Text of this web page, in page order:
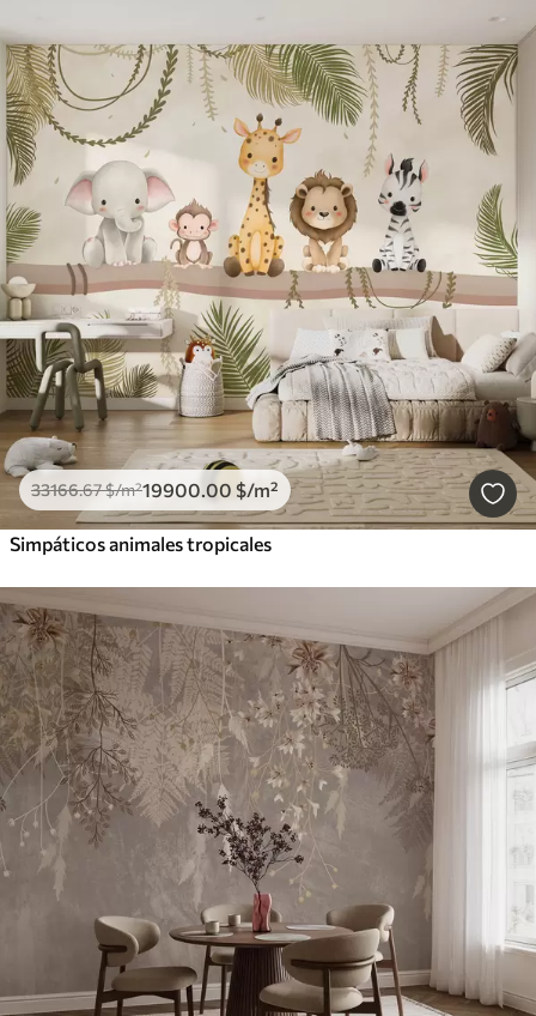
33166.67$/m²19900.00 $/m²
Simpáticos animales tropicales